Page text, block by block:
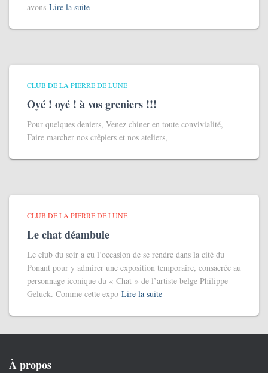
avons Lire la suite
CLUB DE LA PIERRE DE LUNE
Oyé ! oyé ! à vos greniers !!!
Pour quelques deniers, Venez chiner en toute convivialité,
Faire marcher nos crêpiers et nos ateliers,
CLUB DE LA PIERRE DE LUNE
Le chat déambule
Le club du soir a eu l’occasion de se rendre dans la cité du
Ponant pour y admirer une exposition temporaire, consacrée au
personnage iconique du « Chat » de l’artiste belge Philippe
Geluck. Comme cette expo Lire la suite
À propos